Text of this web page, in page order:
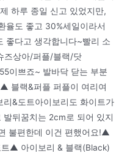
하루 종일 신고 있었지만,
율도 좋고 30%세일이라서
좋다고 생각합니다~빨리 소
즈상아/퍼플/블랙/닷
이쁘죠~ 발바닥 닫는 부분
블랙&퍼플 퍼플이 여리여
&도트아이보리도 화이트가
뒤꿈치는 2cm로 되어 있지
불편한데 이건 편했어요!▲
▲ 아이보리 & 블랙(Black)